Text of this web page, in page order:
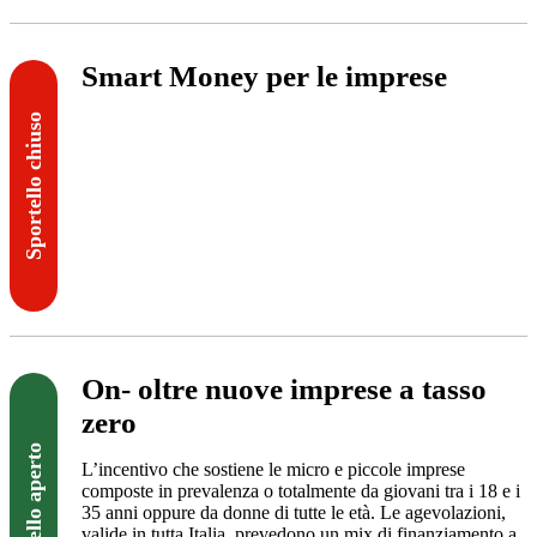
Sportello chiuso
Smart Money per le imprese
On- oltre nuove imprese a tasso
zero
L’incentivo che sostiene le micro e piccole imprese
composte in prevalenza o totalmente da giovani tra i 18 e i
35 anni oppure da donne di tutte le età. Le agevolazioni,